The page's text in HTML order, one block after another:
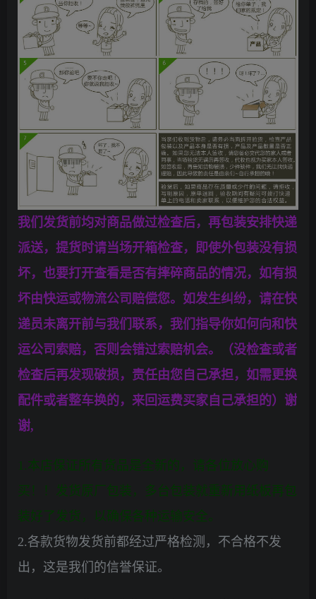
我们发货前均对商品做过检查后，再包装安排快递
派送，提货时请当场开箱检查，即使外包装没有损
坏，也要打开查看是否有摔碎商品的情况，如有损
坏由快运或物流公司赔偿您。如发生纠纷，请在快
递员未离开前与我们联系，我们指导你如何向和快
运公司索赔，否则会错过索赔机会。（没检查或者
检查后再发现破损，责任由您自己承担，如需更换
配件或者整车换的，来回运费买家自己承担的）谢
谢,
1.本店保证所有货品是全新的，请各位放心购
买！！发货原厂包装，多台包装就重新用纸板再包
装好了发货，以确保各种运输安全。
2.各款货物发货前都经过严格检测，不合格不发
出，这是我们的信誉保证。